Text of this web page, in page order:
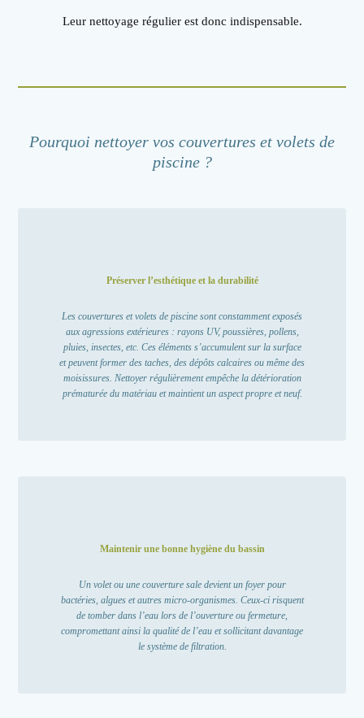
Leur nettoyage régulier est donc indispensable.
Pourquoi nettoyer vos couvertures et volets de
piscine ?
Préserver l’esthétique et la durabilité
Les couvertures et volets de piscine sont constamment exposés
aux agressions extérieures : rayons UV, poussières, pollens,
pluies, insectes, etc. Ces éléments s’accumulent sur la surface
et peuvent former des taches, des dépôts calcaires ou même des
moisissures. Nettoyer régulièrement empêche la détérioration
prématurée du matériau et maintient un aspect propre et neuf.
Maintenir une bonne hygiène du bassin
Un volet ou une couverture sale devient un foyer pour
bactéries, algues et autres micro-organismes. Ceux-ci risquent
de tomber dans l’eau lors de l’ouverture ou fermeture,
compromettant ainsi la qualité de l’eau et sollicitant davantage
le système de filtration.